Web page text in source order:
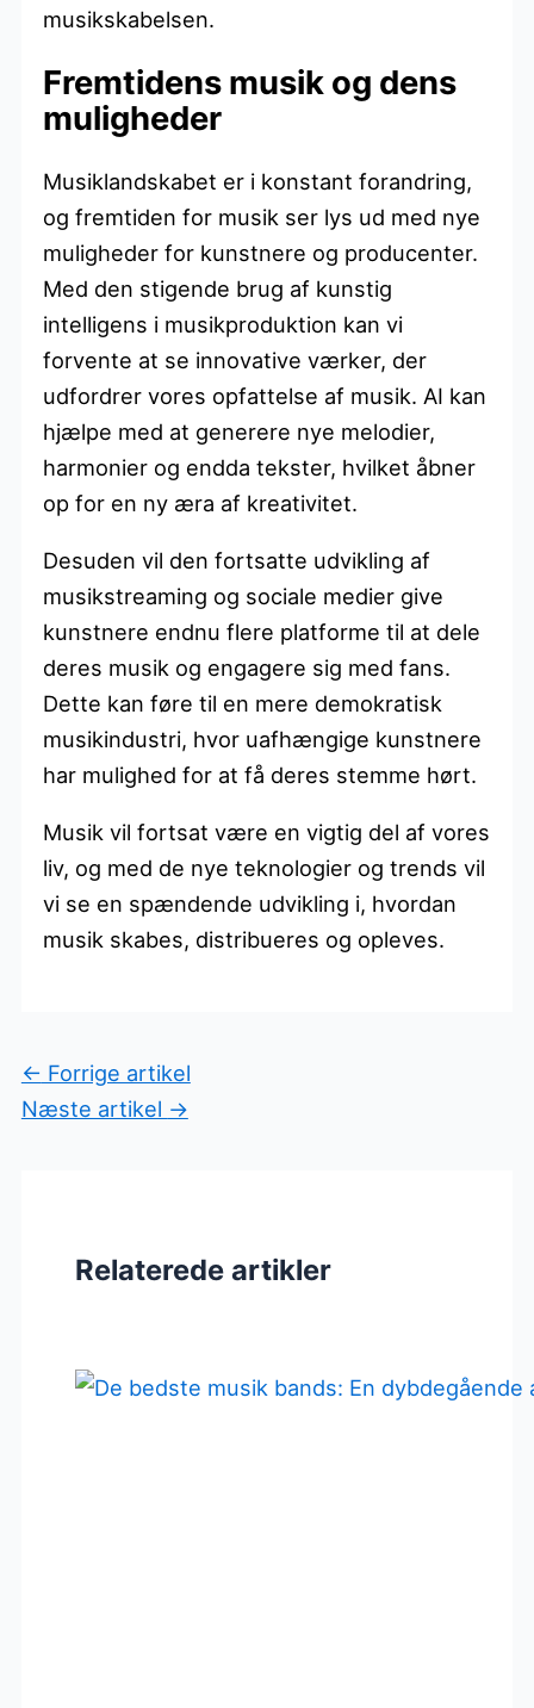
musikskabelsen.
Fremtidens musik og dens
muligheder
Musiklandskabet er i konstant forandring,
og fremtiden for musik ser lys ud med nye
muligheder for kunstnere og producenter.
Med den stigende brug af kunstig
intelligens i musikproduktion kan vi
forvente at se innovative værker, der
udfordrer vores opfattelse af musik. AI kan
hjælpe med at generere nye melodier,
harmonier og endda tekster, hvilket åbner
op for en ny æra af kreativitet.
Desuden vil den fortsatte udvikling af
musikstreaming og sociale medier give
kunstnere endnu flere platforme til at dele
deres musik og engagere sig med fans.
Dette kan føre til en mere demokratisk
musikindustri, hvor uafhængige kunstnere
har mulighed for at få deres stemme hørt.
Musik vil fortsat være en vigtig del af vores
liv, og med de nye teknologier og trends vil
vi se en spændende udvikling i, hvordan
musik skabes, distribueres og opleves.
← Forrige artikel
Næste artikel →
Relaterede artikler